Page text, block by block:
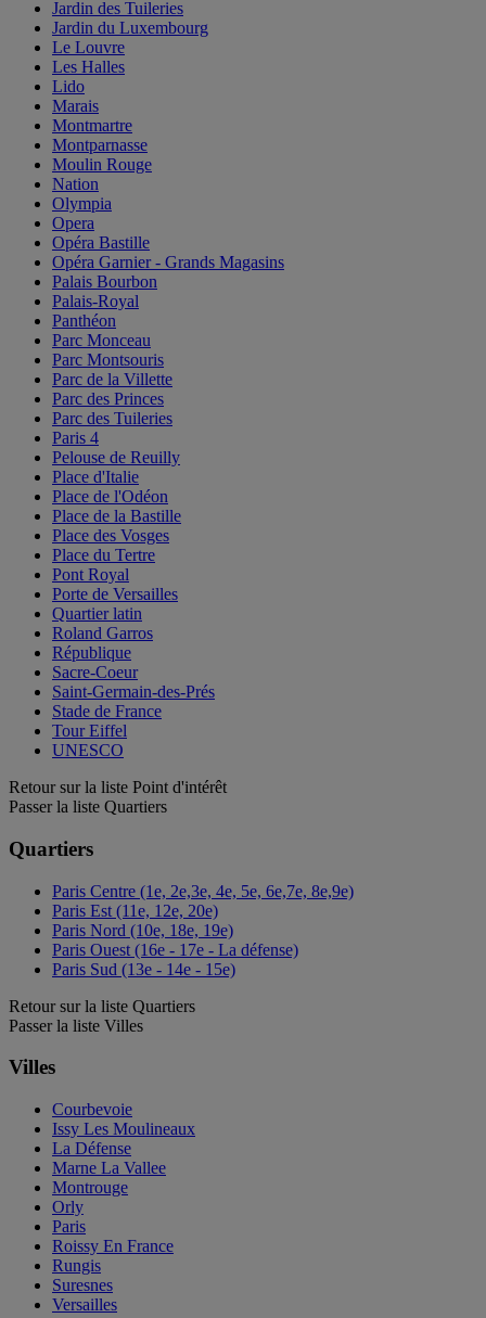
Jardin des Tuileries
Jardin du Luxembourg
Le Louvre
Les Halles
Lido
Marais
Montmartre
Montparnasse
Moulin Rouge
Nation
Olympia
Opera
Opéra Bastille
Opéra Garnier - Grands Magasins
Palais Bourbon
Palais-Royal
Panthéon
Parc Monceau
Parc Montsouris
Parc de la Villette
Parc des Princes
Parc des Tuileries
Paris 4
Pelouse de Reuilly
Place d'Italie
Place de l'Odéon
Place de la Bastille
Place des Vosges
Place du Tertre
Pont Royal
Porte de Versailles
Quartier latin
Roland Garros
République
Sacre-Coeur
Saint-Germain-des-Prés
Stade de France
Tour Eiffel
UNESCO
Retour sur la liste Point d'intérêt
Passer la liste Quartiers
Quartiers
Paris Centre (1e, 2e,3e, 4e, 5e, 6e,7e, 8e,9e)
Paris Est (11e, 12e, 20e)
Paris Nord (10e, 18e, 19e)
Paris Ouest (16e - 17e - La défense)
Paris Sud (13e - 14e - 15e)
Retour sur la liste Quartiers
Passer la liste Villes
Villes
Courbevoie
Issy Les Moulineaux
La Défense
Marne La Vallee
Montrouge
Orly
Paris
Roissy En France
Rungis
Suresnes
Versailles